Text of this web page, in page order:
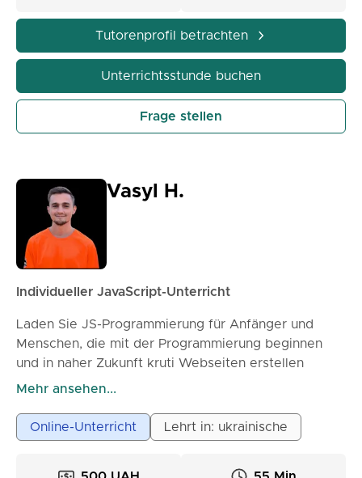
Lassen Sie uns eintauchen und gemeinsam
erstaunliche Dinge mit JavaScript bauen!
Tutorenprofil betrachten
Unterrichtsstunde buchen
Frage stellen
Vasyl H.
Individueller JavaScript-Unterricht
Laden Sie JS-Programmierung für Anfänger und
Menschen, die mit der Programmierung beginnen
und in naher Zukunft kruti Webseiten erstellen
möchten, herunter.
Der Absolvent der KNUU Shevchenka Fakultät für
Kybernetik und Computerwissenschaften. Dasselbe
Mehr ansehen...
Online-Unterricht Lehrt in: ukrainische